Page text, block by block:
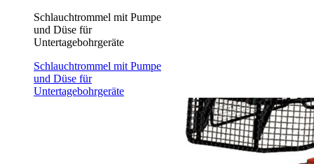
Schlauchtrommel mit Pumpe
und Düse für
Untertagebohrgeräte
Schlauchtrommel mit Pumpe
und Düse für
Untertagebohrgeräte